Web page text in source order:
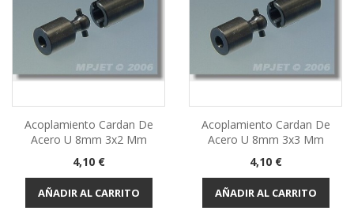
Acoplamiento Cardan De
Acero U 8mm 3x2 Mm
Precio
4,10 €
AÑADIR AL CARRITO
Acoplamiento Cardan De
Acero U 8mm 3x3 Mm
Precio
4,10 €
AÑADIR AL CARRITO